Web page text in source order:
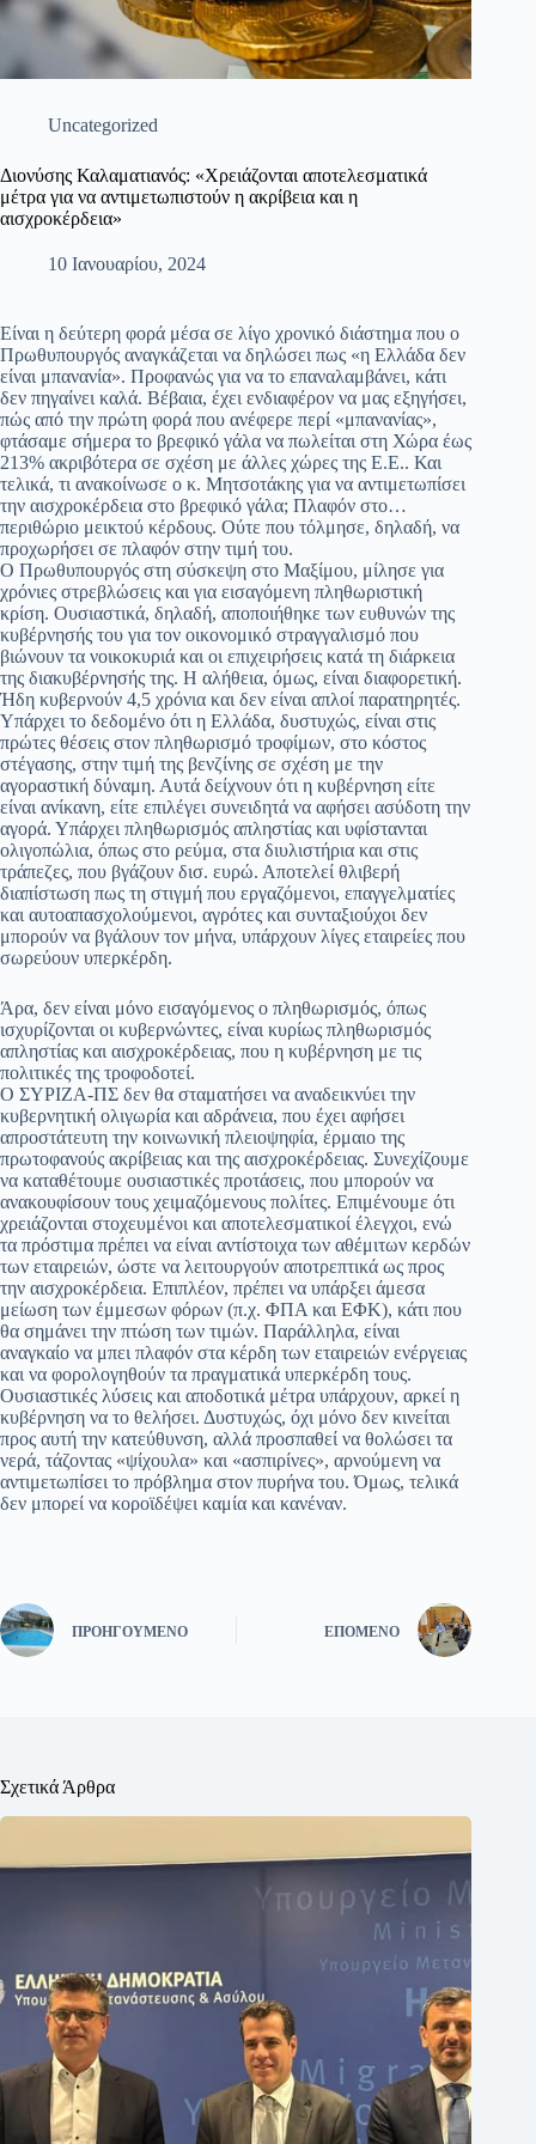
Uncategorized
Διονύσης Καλαματιανός: «Χρειάζονται αποτελεσματικά
μέτρα για να αντιμετωπιστούν η ακρίβεια και η
αισχροκέρδεια»
10 Ιανουαρίου, 2024
Είναι η δεύτερη φορά μέσα σε λίγο χρονικό διάστημα που ο
Πρωθυπουργός αναγκάζεται να δηλώσει πως «η Ελλάδα δεν
είναι μπανανία». Προφανώς για να το επαναλαμβάνει, κάτι
δεν πηγαίνει καλά. Βέβαια, έχει ενδιαφέρον να μας εξηγήσει,
πώς από την πρώτη φορά που ανέφερε περί «μπανανίας»,
φτάσαμε σήμερα το βρεφικό γάλα να πωλείται στη Χώρα έως
213% ακριβότερα σε σχέση με άλλες χώρες της Ε.Ε.. Και
τελικά, τι ανακοίνωσε ο κ. Μητσοτάκης για να αντιμετωπίσει
την αισχροκέρδεια στο βρεφικό γάλα; Πλαφόν στο…
περιθώριο μεικτού κέρδους. Ούτε που τόλμησε, δηλαδή, να
προχωρήσει σε πλαφόν στην τιμή του.
Ο Πρωθυπουργός στη σύσκεψη στο Μαξίμου, μίλησε για
χρόνιες στρεβλώσεις και για εισαγόμενη πληθωριστική
κρίση. Ουσιαστικά, δηλαδή, αποποιήθηκε των ευθυνών της
κυβέρνησής του για τον οικονομικό στραγγαλισμό που
βιώνουν τα νοικοκυριά και οι επιχειρήσεις κατά τη διάρκεια
της διακυβέρνησής της. Η αλήθεια, όμως, είναι διαφορετική.
Ήδη κυβερνούν 4,5 χρόνια και δεν είναι απλοί παρατηρητές.
Υπάρχει το δεδομένο ότι η Ελλάδα, δυστυχώς, είναι στις
πρώτες θέσεις στον πληθωρισμό τροφίμων, στο κόστος
στέγασης, στην τιμή της βενζίνης σε σχέση με την
αγοραστική δύναμη. Αυτά δείχνουν ότι η κυβέρνηση είτε
είναι ανίκανη, είτε επιλέγει συνειδητά να αφήσει ασύδοτη την
αγορά. Υπάρχει πληθωρισμός απληστίας και υφίστανται
ολιγοπώλια, όπως στο ρεύμα, στα διυλιστήρια και στις
τράπεζες, που βγάζουν δισ. ευρώ. Αποτελεί θλιβερή
διαπίστωση πως τη στιγμή που εργαζόμενοι, επαγγελματίες
και αυτοαπασχολούμενοι, αγρότες και συνταξιούχοι δεν
μπορούν να βγάλουν τον μήνα, υπάρχουν λίγες εταιρείες που
σωρεύουν υπερκέρδη.
Άρα, δεν είναι μόνο εισαγόμενος ο πληθωρισμός, όπως
ισχυρίζονται οι κυβερνώντες, είναι κυρίως πληθωρισμός
απληστίας και αισχροκέρδειας, που η κυβέρνηση με τις
πολιτικές της τροφοδοτεί.
Ο ΣΥΡΙΖΑ-ΠΣ δεν θα σταματήσει να αναδεικνύει την
κυβερνητική ολιγωρία και αδράνεια, που έχει αφήσει
απροστάτευτη την κοινωνική πλειοψηφία, έρμαιο της
πρωτοφανούς ακρίβειας και της αισχροκέρδειας. Συνεχίζουμε
να καταθέτουμε ουσιαστικές προτάσεις, που μπορούν να
ανακουφίσουν τους χειμαζόμενους πολίτες. Επιμένουμε ότι
χρειάζονται στοχευμένοι και αποτελεσματικοί έλεγχοι, ενώ
τα πρόστιμα πρέπει να είναι αντίστοιχα των αθέμιτων κερδών
των εταιρειών, ώστε να λειτουργούν αποτρεπτικά ως προς
την αισχροκέρδεια. Επιπλέον, πρέπει να υπάρξει άμεσα
μείωση των έμμεσων φόρων (π.χ. ΦΠΑ και ΕΦΚ), κάτι που
θα σημάνει την πτώση των τιμών. Παράλληλα, είναι
αναγκαίο να μπει πλαφόν στα κέρδη των εταιρειών ενέργειας
και να φορολογηθούν τα πραγματικά υπερκέρδη τους.
Ουσιαστικές λύσεις και αποδοτικά μέτρα υπάρχουν, αρκεί η
κυβέρνηση να το θελήσει. Δυστυχώς, όχι μόνο δεν κινείται
προς αυτή την κατεύθυνση, αλλά προσπαθεί να θολώσει τα
νερά, τάζοντας «ψίχουλα» και «ασπιρίνες», αρνούμενη να
αντιμετωπίσει το πρόβλημα στον πυρήνα του. Όμως, τελικά
δεν μπορεί να κοροϊδέψει καμία και κανέναν.
ΠΡΟΗΓΟΎΜΕΝΟ ΕΠΌΜΕΝΟ
Σχετικά Άρθρα